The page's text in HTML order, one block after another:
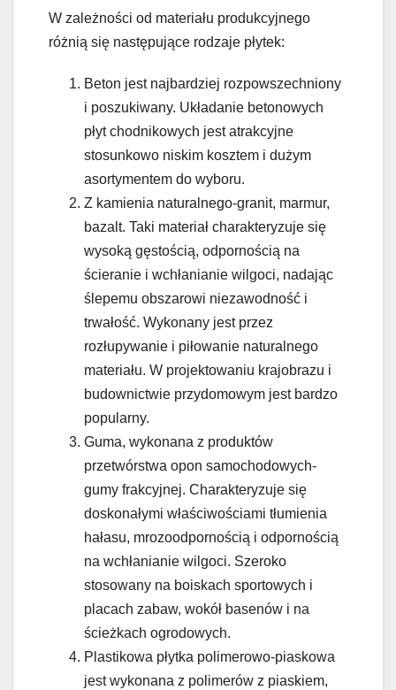
W zależności od materiału produkcyjnego
różnią się następujące rodzaje płytek:
Beton jest najbardziej rozpowszechniony
i poszukiwany. Układanie betonowych
płyt chodnikowych jest atrakcyjne
stosunkowo niskim kosztem i dużym
asortymentem do wyboru.
Z kamienia naturalnego-granit, marmur,
bazalt. Taki materiał charakteryzuje się
wysoką gęstością, odpornością na
ścieranie i wchłanianie wilgoci, nadając
ślepemu obszarowi niezawodność i
trwałość. Wykonany jest przez
rozłupywanie i piłowanie naturalnego
materiału. W projektowaniu krajobrazu i
budownictwie przydomowym jest bardzo
popularny.
Guma, wykonana z produktów
przetwórstwa opon samochodowych-
gumy frakcyjnej. Charakteryzuje się
doskonałymi właściwościami tłumienia
hałasu, mrozoodpornością i odpornością
na wchłanianie wilgoci. Szeroko
stosowany na boiskach sportowych i
placach zabaw, wokół basenów i na
ścieżkach ogrodowych.
Plastikowa płytka polimerowo-piaskowa
jest wykonana z polimerów z piaskiem,